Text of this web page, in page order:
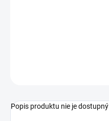
Popis produktu nie je dostupný